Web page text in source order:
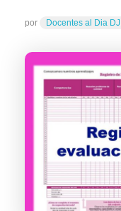
por Docentes al Dia